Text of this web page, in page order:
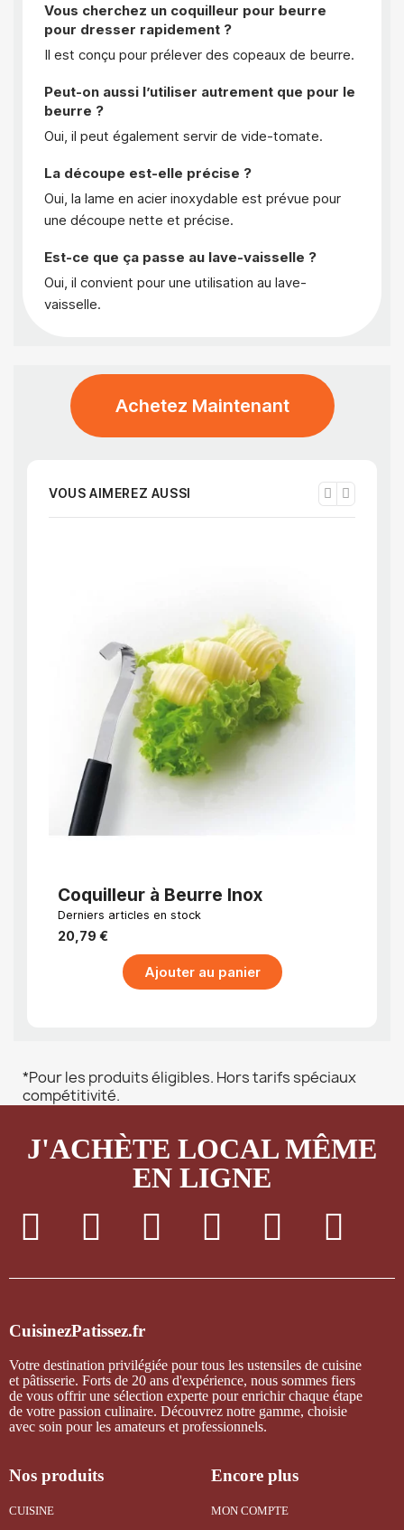
Vous cherchez un coquilleur pour beurre
pour dresser rapidement ?
Il est conçu pour prélever des copeaux de beurre.
Peut-on aussi l’utiliser autrement que pour le
beurre ?
Oui, il peut également servir de vide-tomate.
La découpe est-elle précise ?
Oui, la lame en acier inoxydable est prévue pour
une découpe nette et précise.
Est-ce que ça passe au lave-vaisselle ?
Oui, il convient pour une utilisation au lave-
vaisselle.
Achetez Maintenant
VOUS AIMEREZ AUSSI
Coquilleur à Beurre Inox
Derniers articles en stock
20,79 €
Ajouter au panier
*Pour les produits éligibles. Hors tarifs spéciaux
compétitivité.
J'ACHÈTE LOCAL MÊME
EN LIGNE
CuisinezPatissez.fr
Votre destination privilégiée pour tous les ustensiles de cuisine
et pâtisserie. Forts de 20 ans d'expérience, nous sommes fiers
de vous offrir une sélection experte pour enrichir chaque étape
de votre passion culinaire. Découvrez notre gamme, choisie
avec soin pour les amateurs et professionnels.
Nos produits
CUISINE
Encore plus
MON COMPTE